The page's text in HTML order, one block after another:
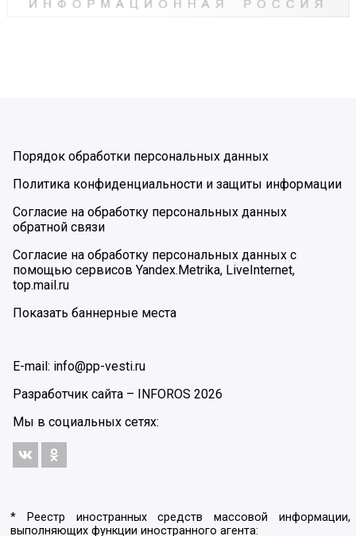
Порядок обработки персональных данных
Политика конфиденциальности и защиты информации
Согласие на обработку персональных данных
обратной связи
Согласие на обработку персональных данных с
помощью сервисов Yandex.Metrika, LiveInternet,
top.mail.ru
Показать баннерные места
E-mail: info@pp-vesti.ru
Разработчик сайта –
INFOROS 2026
Мы в социальных сетях:
* Реестр иностранных средств массовой информации,
выполняющих функции иностранного агента: